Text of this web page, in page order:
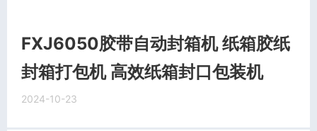
FXJ6050胶带自动封箱机 纸箱胶纸
封箱打包机 高效纸箱封口包装机
2024-10-23